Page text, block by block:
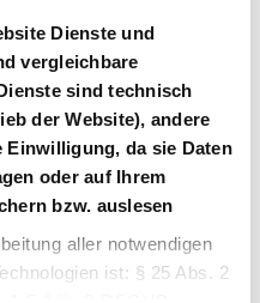
Dienste und
vergleichbare
sind technisch
der Website), andere
da sie Daten
oder auf Ihrem
bzw. auslesen
aller notwendigen
ist: § 25 Abs. 2
I Glycopyrronium